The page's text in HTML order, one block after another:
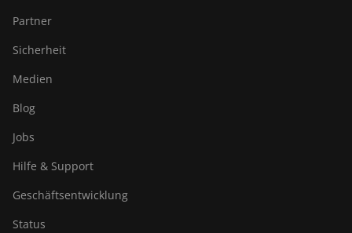
Partner
Sicherheit
Medien
Blog
Jobs
Hilfe & Support
Geschäftsentwicklung
Status